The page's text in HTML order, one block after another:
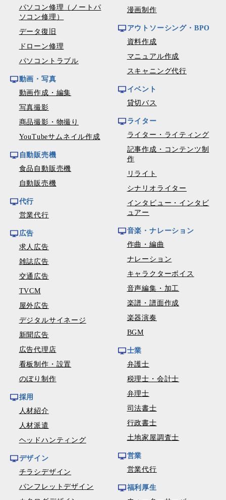
パソコン修理（ノートパ
ソコン修理）
データ復旧
ドローン修理
パソコントラブル
動画・写真
動画作成・編集
写真撮影
商品撮影・物撮り
YouTubeサムネイル作成
自動販売機
食品自動販売機
自動販売機
代行
営業代行
広告
求人広告
雑誌広告
交通広告
TVCM
屋外広告
デジタルサイネージ
新聞広告
広告代理店
看板制作・設置
のぼり制作
採用
人材紹介
人材派遣
ヘッドハンティング
デザイン
チラシデザイン
パンフレットデザイン
漫画制作
アウトソーシング・BPO
資料作成
マニュアル作成
スキャニング代行
イベント
貸切バス
ライター
ライター・ライティング
記事作成・コンテンツ制
作
リライト
シナリオライター
インタビュー・インタビ
ュアー
音楽・ナレーション
作曲・編曲
ナレーション
キャラクターボイス
音声編集・加工
楽譜・譜面作成
楽器演奏
BGM
士業
弁護士
税理士・会計士
弁理士
司法書士
行政書士
土地家屋調査士
営業
営業代行
福利厚生